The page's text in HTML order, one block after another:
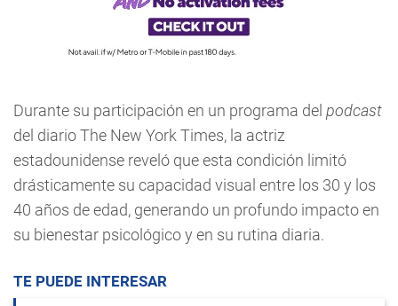
Durante su participación en un programa del podcast
del diario The New York Times, la actriz
estadounidense reveló que esta condición limitó
drásticamente su capacidad visual entre los 30 y los
40 años de edad, generando un profundo impacto en
su bienestar psicológico y en su rutina diaria.
TE PUEDE INTERESAR